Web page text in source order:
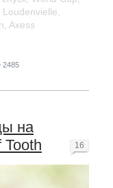
Loudenvielle
Axess
2485
на
Tooth
16